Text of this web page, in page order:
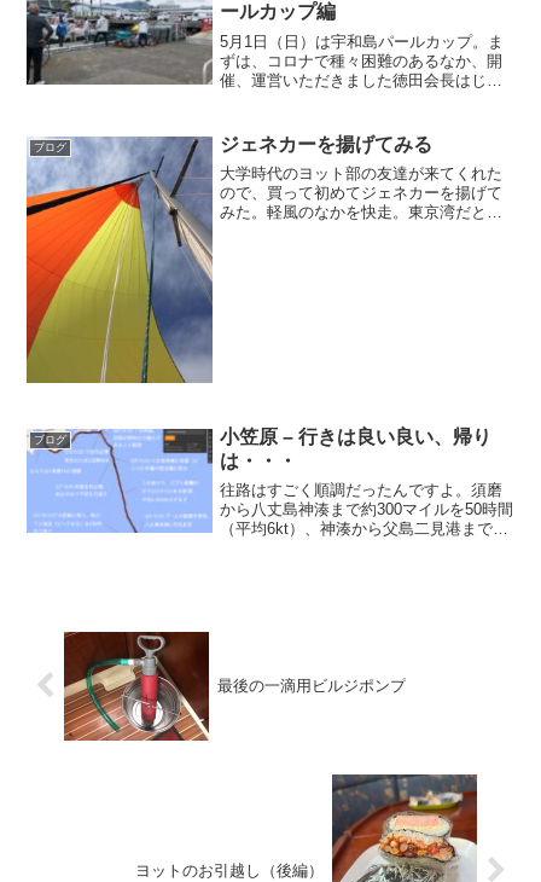
ールカップ編
5月1日（日）は宇和島パールカップ。ま
ずは、コロナで種々困難のあるなか、開
催、運営いただきました徳田会長はじめ
ら、お風呂や食事場所のご案内、さらに
はゴミの回収までしていた...
ブログ ジェネカーを揚げてみる
大学時代のヨット部の友達が来てくれた
ので、買って初めてジェネカーを揚げて
みた。軽風のなかを快走。東京湾だと狭
ブログ
小笠原 – 行きは良い良い、帰り
は・・・
往路はすごく順調だったんですよ。須磨
から八丈島神湊まで約300マイルを50時間
（平均6kt）、神湊から父島二見港まで約
最後の一滴用ビルジポンプ
ヨットのお引越し（後編）